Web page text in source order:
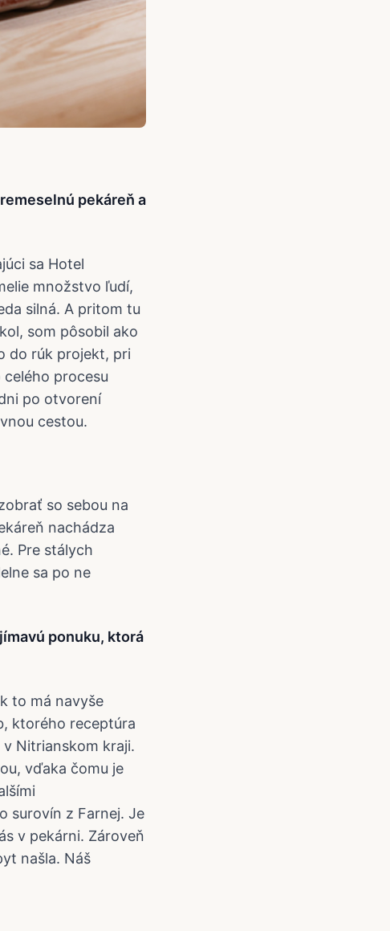
pekáreň a
sa Hotel
množstvo ľudí,
silná. A pritom tu
som pôsobil ako
do rúk projekt, pri
procesu
po otvorení
cestou.
so sebou na
nachádza
Pre stálych
sa po ne
ponuku, ktorá
to má navyše
ktorého receptúra
Nitrianskom kraji.
vďaka čomu je
surovín z Farnej. Je
v pekárni. Zároveň
našla. Náš